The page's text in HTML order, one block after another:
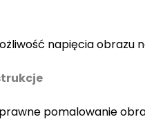
napięcia obrazu
pomalowanie